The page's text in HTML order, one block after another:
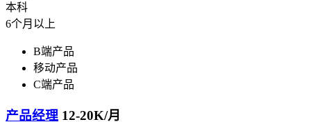
本科
6个月以上
B端产品
移动产品
C端产品
产品经理 12-20K/月